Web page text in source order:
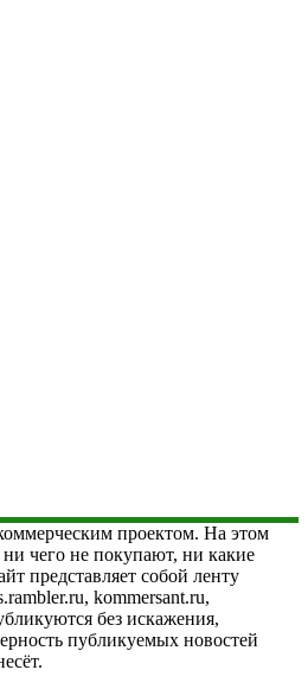
проектом. На этом
чего не покупают, ни какие
представляет собой ленту
kommersant.ru,
без искажения,
публикуемых новостей